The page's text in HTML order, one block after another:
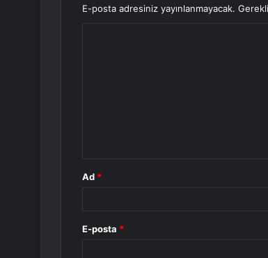
E-posta adresiniz yayınlanmayacak.
Ad *
E-posta *